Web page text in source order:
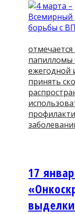
папилломы
ежегодной
принять
17